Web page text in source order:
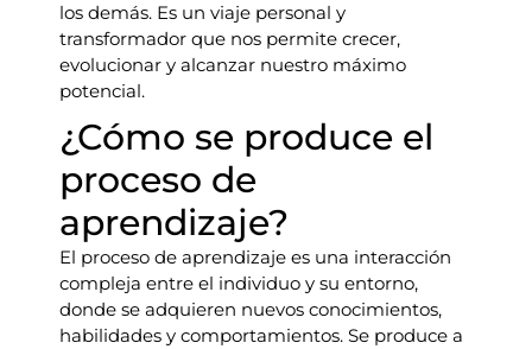
los demás. Es un viaje personal y
transformador que nos permite crecer,
evolucionar y alcanzar nuestro máximo
potencial.
¿Cómo se produce el
proceso de
aprendizaje?
El proceso de aprendizaje es una interacción
compleja entre el individuo y su entorno,
donde se adquieren nuevos conocimientos,
habilidades y comportamientos. Se produce a